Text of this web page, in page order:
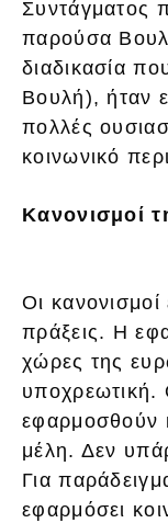
Συντάγματος
παρούσα
διαδικασία
Βουλή), ήταν
πολλές
κοινωνικό
Κανονισμοί
Οι κανονισμοί
πράξεις. Η
χώρες της
υποχρεωτική.
εφαρμοσθούν
μέλη. Δεν
Για
εφαρμόσει